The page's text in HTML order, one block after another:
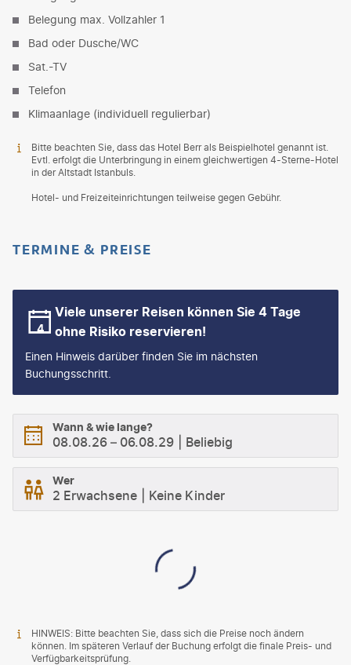
Belegung max. Vollzahler 1
Bad oder Dusche/WC
Sat.-TV
Telefon
Klimaanlage (individuell regulierbar)
Bitte beachten Sie, dass das Hotel Berr als Beispielhotel genannt ist.
Evtl. erfolgt die Unterbringung in einem gleichwertigen 4-Sterne-Hotel
in der Altstadt Istanbuls.
Hotel- und Freizeiteinrichtungen teilweise gegen Gebühr.
TERMINE & PREISE
Viele unserer Reisen können Sie 4 Tage
ohne Risiko reservieren!
Einen Hinweis darüber finden Sie im nächsten
Buchungsschritt.
Wann & wie lange?
08.08.26 – 06.08.29 Beliebig
Wer
2 Erwachsene Keine Kinder
HINWEIS: Bitte beachten Sie, dass sich die Preise noch ändern
können. Im späteren Verlauf der Buchung erfolgt die finale Preis- und
Verfügbarkeitsprüfung.